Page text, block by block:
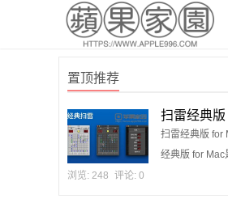
置顶推荐
扫雷经典
典版
扫雷经典版 for
经典版 for Mac
浏览: 248 评论: 0